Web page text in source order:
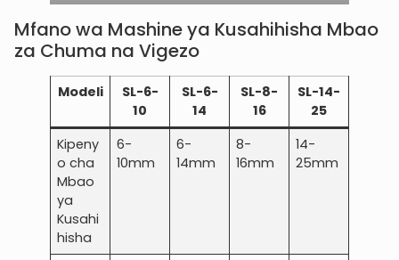
Mfano wa Mashine ya Kusahihisha Mbao
za Chuma na Vigezo
Modeli
SL-6-
10
SL-6-
14
SL-8-
16
SL-14-
25
Kipeny
o cha
Mbao
ya
Kusahi
hisha
6-
10mm
6-
14mm
8-
16mm
14-
25mm